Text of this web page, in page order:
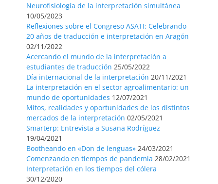
Neurofisiología de la interpretación simultánea
10/05/2023
Reflexiones sobre el Congreso ASATI: Celebrando
20 años de traducción e interpretación en Aragón
02/11/2022
Acercando el mundo de la interpretación a
estudiantes de traducción 25/05/2022
Día internacional de la interpretación 20/11/2021
La interpretación en el sector agroalimentario: un
mundo de oportunidades 12/07/2021
Mitos, realidades y oportunidades de los distintos
mercados de la interpretación 02/05/2021
Smarterp: Entrevista a Susana Rodríguez
19/04/2021
Bootheando en «Don de lenguas» 24/03/2021
Comenzando en tiempos de pandemia 28/02/2021
Interpretación en los tiempos del cólera
30/12/2020